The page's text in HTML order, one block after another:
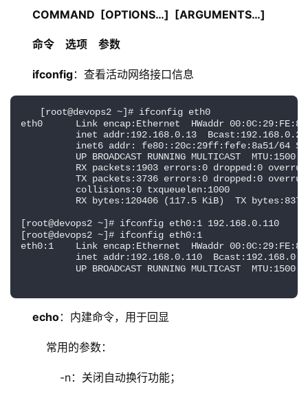
COMMAND  [OPTIONS…]  [ARGUMENTS…]
命令    选项    参数
ifconfig：查看活动网络接口信息
[root@devops2 ~]# ifconfig eth0
eth0      Link encap:Ethernet  HWaddr
inet addr:192.168.0.13  Bcast:192.168.0.255
inet6 addr: fe80::20c:29ff:fefe:8a51/64
UP BROADCAST RUNNING MULTICAST  MTU:1500
RX packets:1903 errors:0 dropped:0
TX packets:3736 errors:0 dropped:0
collisions:0 txqueuelen:1000
RX bytes:120406 (117.5 KiB)  TX
[root@devops2 ~]# ifconfig eth0:1 192.168.0.110
[root@devops2 ~]# ifconfig eth0:1
eth0:1    Link encap:Ethernet  HWaddr
inet addr:192.168.0.110  Bcast:192.168.0.255
UP BROADCAST RUNNING MULTICAST  MTU:1500
echo：内建命令，用于回显
常用的参数：
-n：关闭自动换行功能；